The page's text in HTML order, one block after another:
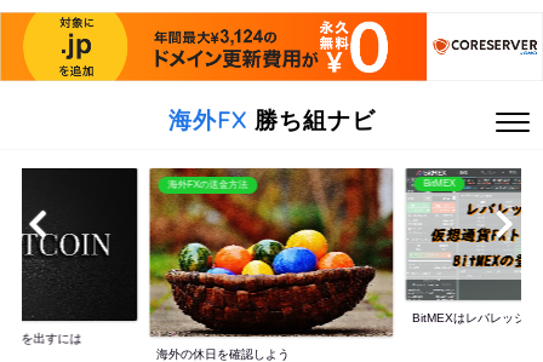
海外FX 勝ち組ナビ
益を出すには
海外FXの送金方法
海外の休日を確認しよう
BitMEX
BitMEXはレバレッジ